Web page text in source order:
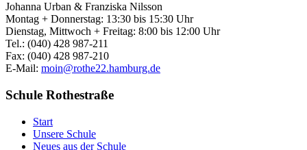
Johanna Urban & Franziska Nilsson
Montag + Donnerstag: 13:30 bis 15:30 Uhr
Dienstag, Mittwoch + Freitag: 8:00 bis 12:00 Uhr
Tel.: (040) 428 987-211
Fax: (040) 428 987-210
E-Mail: moin@rothe22.hamburg.de
Schule Rothestraße
Start
Unsere Schule
Neues aus der Schule